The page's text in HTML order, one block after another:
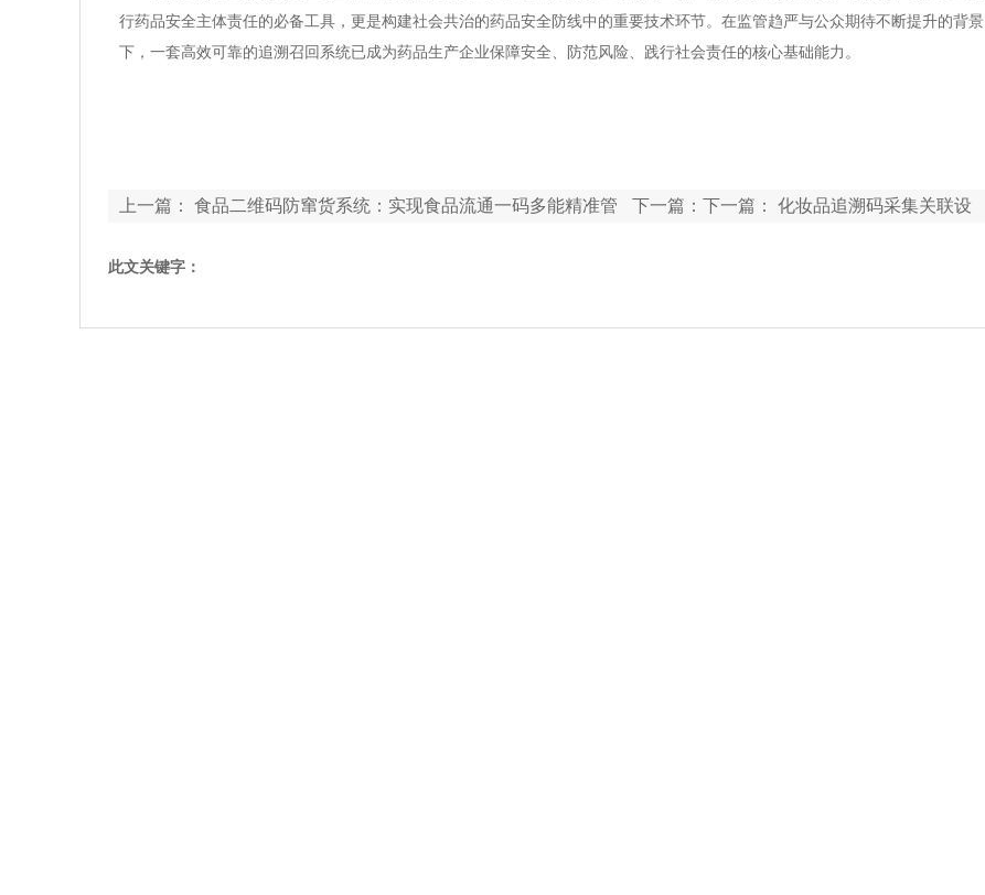
行药品安全主体责任的必备工具，更是构建社会共治的药品安全防线中的重要技术环节。在监管趋严与公众期待不断提升的背景
下，一套高效可靠的追溯召回系统已成为药品生产企业保障安全、防范风险、践行社会责任的核心基础能力。
下一篇：下一篇： 化妆品追溯码采集关联设
上一篇： 食品二维码防窜货系统：实现食品流通一码多能精准管
此文关键字：